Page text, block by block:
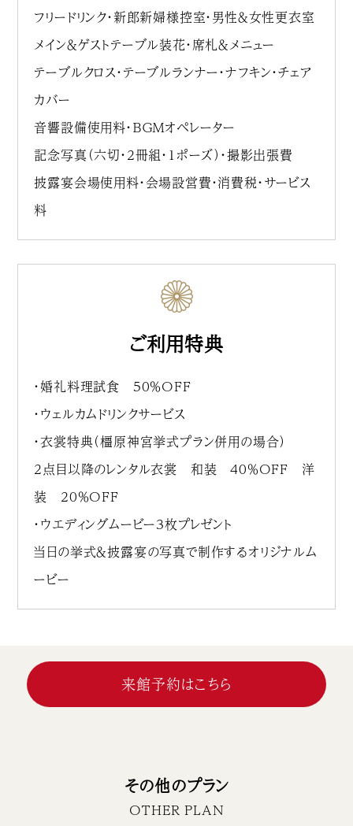
フリードリンク・新郎新婦様控室・男性＆女性更衣室
メイン＆ゲストテーブル装花・席札＆メニュー
テーブルクロス・テーブルランナー・ナフキン・チェア
カバー
音響設備使用料・ＢＧＭオペレーター
記念写真（六切・2冊組・1ポーズ）・撮影出張費
披露宴会場使用料・会場設営費・消費税・サービス
料
ご利用特典
・婚礼料理試食 50％OFF
・ウェルカムドリンクサービス
・衣裳特典（橿原神宮挙式プラン併用の場合）
2点目以降のレンタル衣裳 和装 40％OFF 洋
装 20％OFF
・ウエディングムービー3枚プレゼント
当日の挙式＆披露宴の写真で制作するオリジナルム
ービー
来館予約はこちら
その他のプラン
OTHER PLAN